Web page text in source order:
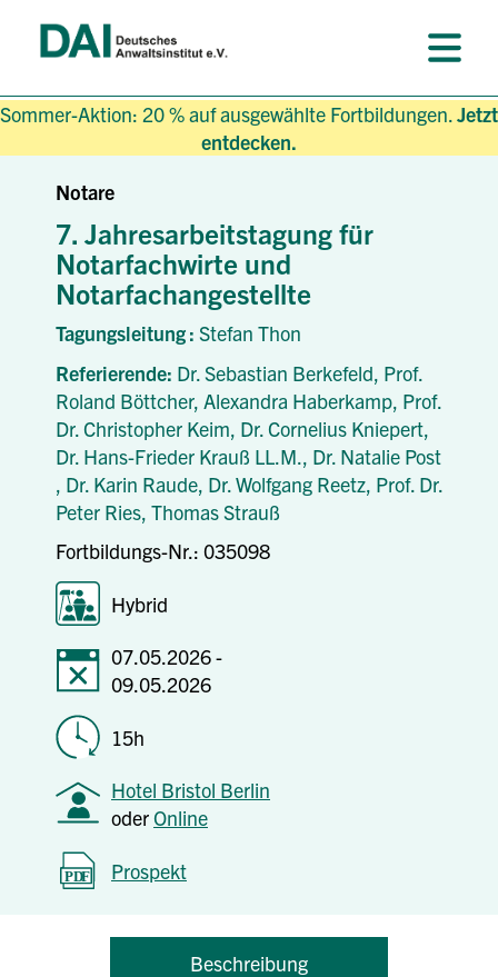
Sommer-Aktion: 20 % auf ausgewählte Fortbildungen.Jetzt
entdecken.
Notare
7. Jahresarbeitstagung für
Notarfachwirte und
Notarfachangestellte
Tagungsleitung : Stefan Thon
Referierende: Dr. Sebastian Berkefeld, Prof.
Roland Böttcher, Alexandra Haberkamp, Prof.
Dr. Christopher Keim, Dr. Cornelius Kniepert,
Dr. Hans-Frieder Krauß LL.M., Dr. Natalie Post
Dr. Karin Raude, Dr. Wolfgang Reetz, Prof. Dr.
Peter Ries, Thomas Strauß
Fortbildungs-Nr.: 035098
Hybrid
07.05.2026 -
09.05.2026
15h
Hotel Bristol Berlin
oderOnline
Prospekt
Beschreibung